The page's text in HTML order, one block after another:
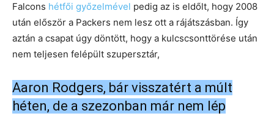
Falcons hétfői győzelmével pedig az is eldőlt, hogy 2008
után először a Packers nem lesz ott a rájátszásban. Így
aztán a csapat úgy döntött, hogy a kulcscsonttörése után
nem teljesen felépült szupersztár,
Aaron Rodgers, bár visszatért a múlt
héten, de a szezonban már nem lép